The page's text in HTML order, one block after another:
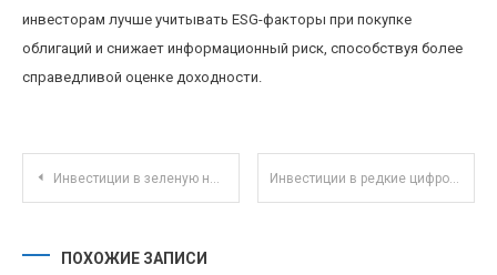
инвесторам лучше учитывать ESG-факторы при покупке
облигаций и снижает информационный риск, способствуя более
справедливой оценке доходности.
Навигация по записям
Инвестиции в зеленую недвижимость: будущее экологичных городов и выгодные проекты Инвестиции в редкие цифровые артефакты и их влияние на рынок искусства
ПОХОЖИЕ ЗАПИСИ